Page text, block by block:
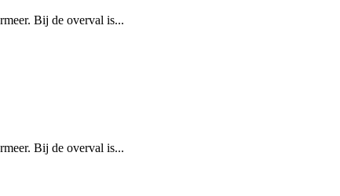
Bij de overval is...
Bij de overval is...